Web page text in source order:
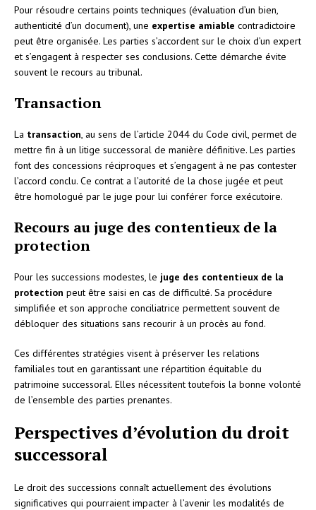
Pour résoudre certains points techniques (évaluation d’un bien,
authenticité d’un document), une expertise amiable contradictoire
peut être organisée. Les parties s’accordent sur le choix d’un expert
et s’engagent à respecter ses conclusions. Cette démarche évite
souvent le recours au tribunal.
Transaction
La transaction, au sens de l’article 2044 du Code civil, permet de
mettre fin à un litige successoral de manière définitive. Les parties
font des concessions réciproques et s’engagent à ne pas contester
l’accord conclu. Ce contrat a l’autorité de la chose jugée et peut
être homologué par le juge pour lui conférer force exécutoire.
Recours au juge des contentieux de la
protection
Pour les successions modestes, le juge des contentieux de la
protection peut être saisi en cas de difficulté. Sa procédure
simplifiée et son approche conciliatrice permettent souvent de
débloquer des situations sans recourir à un procès au fond.
Ces différentes stratégies visent à préserver les relations
familiales tout en garantissant une répartition équitable du
patrimoine successoral. Elles nécessitent toutefois la bonne volonté
de l’ensemble des parties prenantes.
Perspectives d’évolution du droit
successoral
Le droit des successions connaît actuellement des évolutions
significatives qui pourraient impacter à l’avenir les modalités de